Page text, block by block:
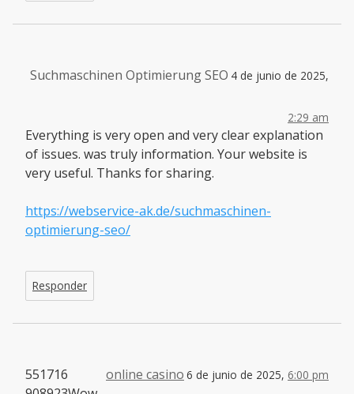
Suchmaschinen Optimierung SEO 4 de junio de 2025,
2:29 am
Everything is very open and very clear explanation
of issues. was truly information. Your website is
very useful. Thanks for sharing.
https://webservice-ak.de/suchmaschinen-
optimierung-seo/
Responder
online casino 6 de junio de 2025, 6:00 pm
551716